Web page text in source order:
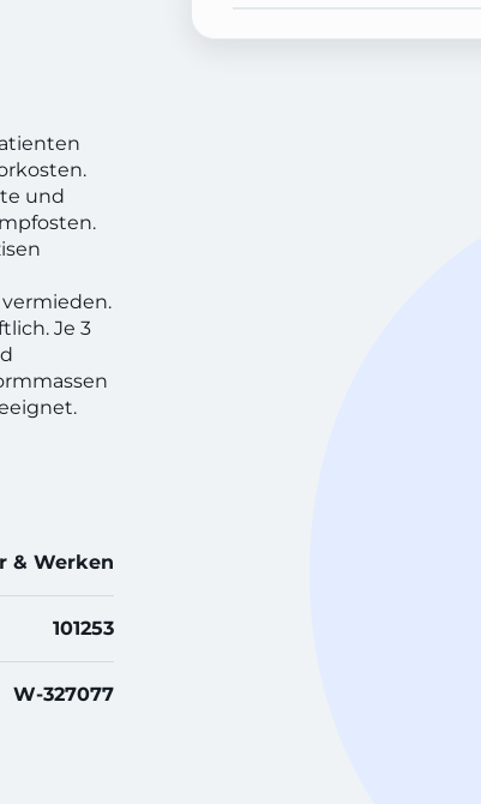
und
Je 3
& Werken
101253
W-327077